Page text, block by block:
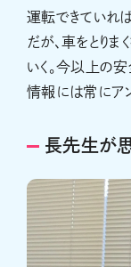
運転できていれば
だが、車をとり
いく。今以上の
情報には常にア
長先生が